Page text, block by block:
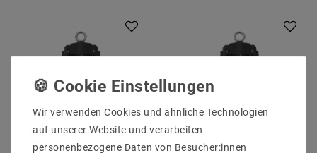
Wir verwenden Cookies und ähnliche Technologien
auf unserer Website und verarbeiten
personenbezogene Daten von Besucher:innen